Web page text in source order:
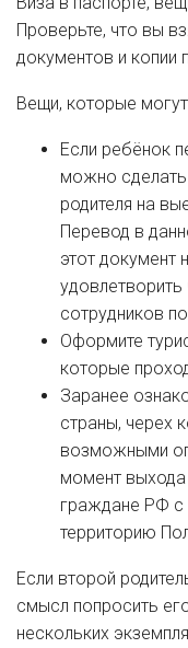
Проверьте, что вы
документов и копии
Вещи, которые
Если ребёнок
можно сделать
родителя на
Перевод в
этот документ
сотрудников
Оформите
которые
Заранее
страны, черех
возможными
момент выхода
граждане РФ с
территорию
Если второй
смысл попросить
нескольких